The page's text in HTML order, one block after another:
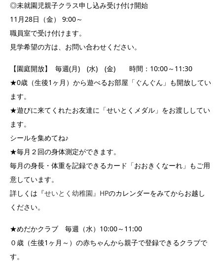
◎未就園児親子クラス申し込み受け付け開始
11月28日（金） 9:00～
職員室で受け付けます。
見学希望の方は、お問い合わせください。
【園庭開放】 毎週(月) (水) (金) 時間：10:00～11:30
★0歳（生後1ヶ月）から遊べるお部屋「ぐんぐん」も開放してい
ます。
★遊びに来てくれたお友達に「せいとくメダル」をお渡ししてい
ます。
シールを集めてね♪
★毎月２回の身体測定ができます。
毎月の身長・体重を記録できるカード「おおきくなーれ」もご用
意しています。
詳しくは『せいとく幼稚園』HPのカレンダーをみてからお越し
ください。
★めだかクラブ 毎週（水）10:00～11:00
０歳（生後1ヶ月～）の赤ちゃんから親子で登録できるクラブで
す。